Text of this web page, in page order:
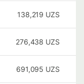
138,219 UZS
276,438 UZS
691,095 UZS